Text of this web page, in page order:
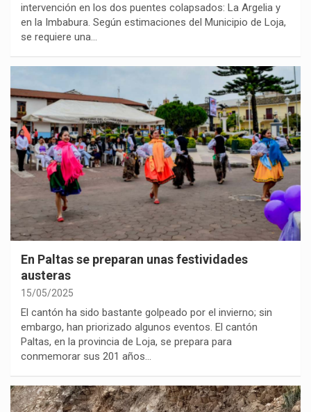
intervención en los dos puentes colapsados: La Argelia y
en la Imbabura. Según estimaciones del Municipio de Loja,
se requiere una…
En Paltas se preparan unas festividades
austeras
15/05/2025
El cantón ha sido bastante golpeado por el invierno; sin
embargo, han priorizado algunos eventos. El cantón
Paltas, en la provincia de Loja, se prepara para
conmemorar sus 201 años…